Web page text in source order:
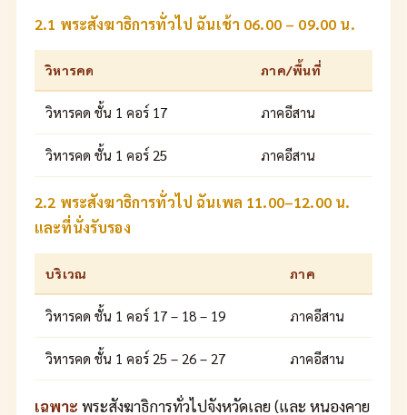
2.1 พระสังฆาธิการทั่วไป ฉันเช้า 06.00 – 09.00 น.
วิหารคด ภาค/พื้นที่
วิหารคด ชั้น 1 คอร์ 17 ภาคอีสาน
วิหารคด ชั้น 1 คอร์ 25 ภาคอีสาน
2.2 พระสังฆาธิการทั่วไป ฉันเพล 11.00–12.00 น.
และที่นั่งรับรอง
บริเวณ ภาค
วิหารคด ชั้น 1 คอร์ 17 – 18 – 19 ภาคอีสาน
วิหารคด ชั้น 1 คอร์ 25 – 26 – 27 ภาคอีสาน
เฉพาะ พระสังฆาธิการทั่วไปจังหวัดเลย (และ หนองคาย